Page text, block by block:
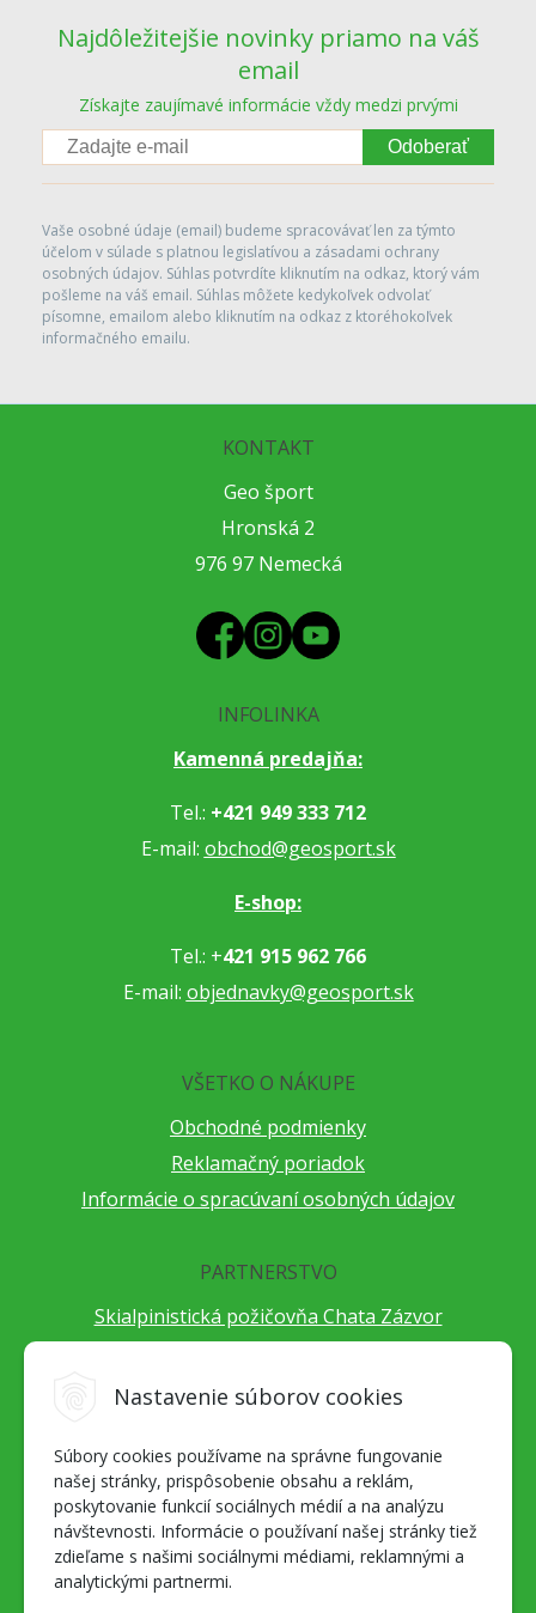
Nastavenie súborov cookies
Súbory cookies používame na správne fungovanie
našej stránky, prispôsobenie obsahu a reklám,
poskytovanie funkcií sociálnych médií a na analýzu
návštevnosti. Informácie o používaní našej stránky tiež
zdieľame s našimi sociálnymi médiami, reklamnými a
analytickými partnermi.
Najdôležitejšie novinky priamo na váš
email
Získajte zaujímavé informácie vždy medzi prvými
Odoberať
Vaše osobné údaje (email) budeme spracovávať len za týmto
účelom v súlade s platnou legislatívou a zásadami ochrany
osobných údajov. Súhlas potvrdíte kliknutím na odkaz, ktorý vám
pošleme na váš email. Súhlas môžete kedykoľvek odvolať
písomne, emailom alebo kliknutím na odkaz z ktoréhokoľvek
informačného emailu.
KONTAKT
Geo šport
Hronská 2
976 97 Nemecká
INFOLINKA
Kamenná predajňa:
Tel.: +421 949 333 712
E-mail: obchod@geosport.sk
E-shop:
Tel.: +421 915 962 766
E-mail: objednavky@geosport.sk
VŠETKO O NÁKUPE
Obchodné podmienky
Reklamačný poriadok
Informácie o spracúvaní osobných údajov
PARTNERSTVO
Skialpinistická požičovňa Chata Zázvor
Cestovateľský festival Cestou necestou
Alpenverein Slovensko
Hore-dole Derešom
Motorest Nemecká
Splav Hrona